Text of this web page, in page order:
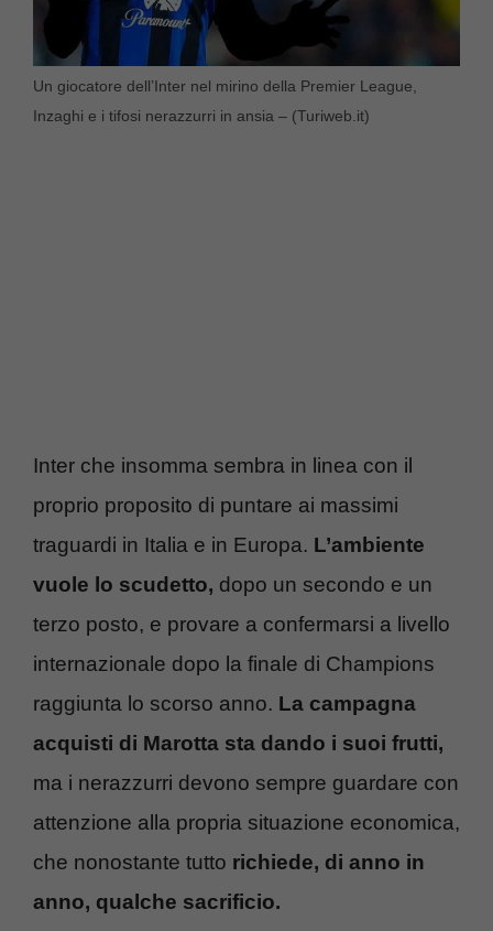
Un giocatore dell’Inter nel mirino della Premier League,
Inzaghi e i tifosi nerazzurri in ansia – (Turiweb.it)
Inter che insomma sembra in linea con il
proprio proposito di puntare ai massimi
traguardi in Italia e in Europa. L’ambiente
vuole lo scudetto, dopo un secondo e un
terzo posto, e provare a confermarsi a livello
internazionale dopo la finale di Champions
raggiunta lo scorso anno. La campagna
acquisti di Marotta sta dando i suoi frutti,
ma i nerazzurri devono sempre guardare con
attenzione alla propria situazione economica,
che nonostante tutto richiede, di anno in
anno, qualche sacrificio.